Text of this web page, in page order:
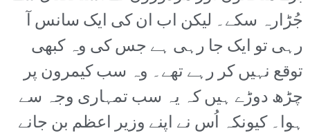
جُڑارہ سکے۔ لیکن اب ان کی ایک سانس آ
رہی تو ایک جا رہی ہے جس کی وہ کبھی
توقع نہیں کر رہے تھے۔ وہ سب کیمرون پر
چڑھ دوڑے ہیں کہ یہ سب تمہاری وجہ سے
ہوا۔ کیونکہ اُس نے اپنے وزیر اعظم بن جانے